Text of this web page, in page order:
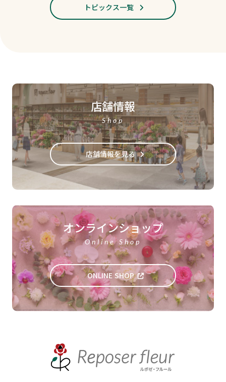
トピックス一覧
店舗情報
Shop
店舗情報を見る
オンラインショップ
Online Shop
ONLINE SHOP